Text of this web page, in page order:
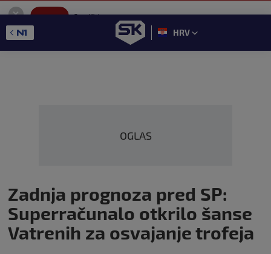
SportKlub
GET - On the Google Play
HRV
OGLAS
Zadnja prognoza pred SP:
Superračunalo otkrilo šanse
Vatrenih za osvajanje trofeja